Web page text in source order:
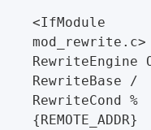
<IfModule
mod_rewrite.c>
RewriteEngine
RewriteBase /
RewriteCond %
{REMOTE_ADDR}